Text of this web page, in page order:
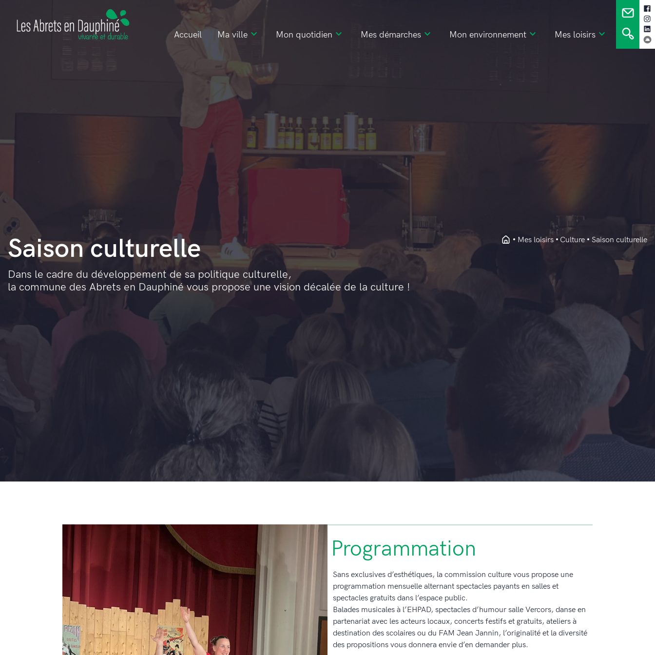
Accueil Ma ville Mon quotidien Mes démarches Mon environnement Mes loisirs
Saison culturelle Mes loisirs Culture Saison culturelle
Dans le cadre du développement de sa politique culturelle,
la commune des Abrets en Dauphiné vous propose une vision décalée de la culture !
Programmation
Sans exclusives d’esthétiques, la commission culture vous propose une
programmation mensuelle alternant spectacles payants en salles et
spectacles gratuits dans l’espace public.
Balades musicales à l’EHPAD, spectacles d’humour salle Vercors, danse en
partenariat avec les acteurs locaux, concerts festifs et gratuits, ateliers à
destination des scolaires ou du FAM Jean Jannin, l’originalité et la diversité
des propositions vous donnera envie d’en demander plus.